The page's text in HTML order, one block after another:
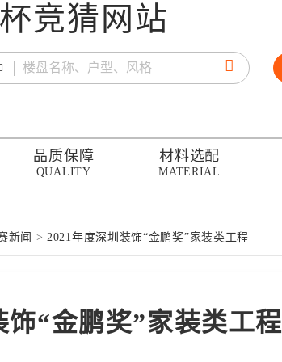
竞猜网站
品质保障
QUALITY
材料选配
MATERIAL
新闻 > 2021年度深圳装饰“金鹏奖”家装类工程
饰“金鹏奖”家装类工程